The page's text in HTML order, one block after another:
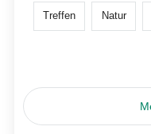
Treffen Natur